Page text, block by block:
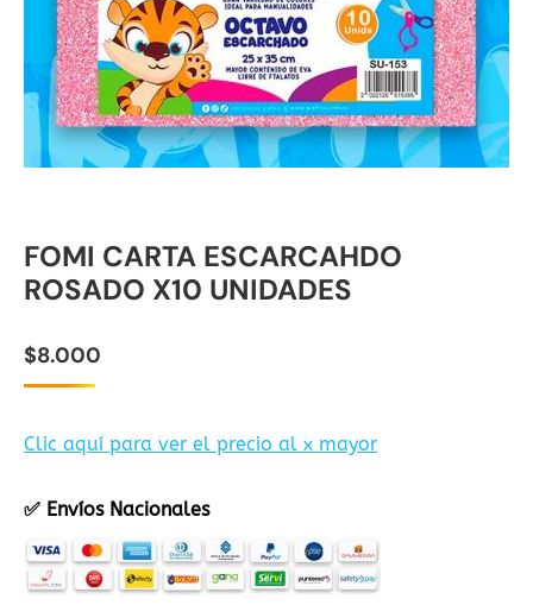
FOMI CARTA ESCARCAHDO
ROSADO X10 UNIDADES
$8.000
Clic aquí para ver el precio al x mayor
✅ Envíos Nacionales